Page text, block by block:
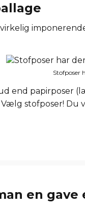
Stofposer
end papirposer
stofposer!
en gave